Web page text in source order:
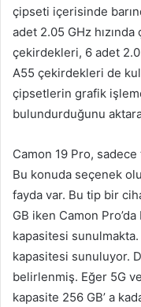
çipseti içerisinde
adet 2.05 GHz
çekirdekleri, 6 adet 2.0
A55 çekirdekleri de
çipsetlerin grafik
bulundurduğunu
Camon 19 Pro,
Bu konuda seçenek
fayda var. Bu tip bir
GB iken Camon
kapasitesi
kapasitesi sunuluyor.
belirlenmiş. Eğer 5G
kapasite 256 GB’ a